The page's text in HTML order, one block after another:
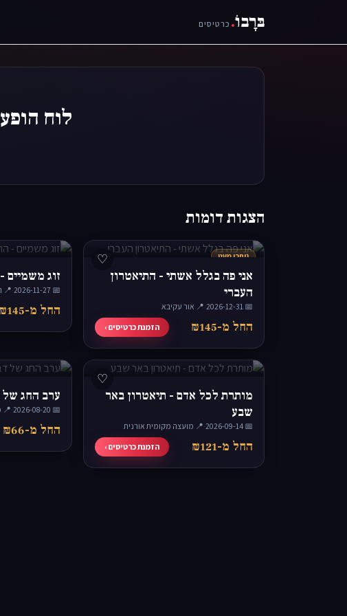
בּרָבוֹ. כרטיסים
לוח
הצגות דומות
♡ נותרו מעט
אני פה בגלל אשתי - התיאטרון
העברי
📅 2026-12-31
·📍 אור עקיבא
החל מ-₪145 הזמנת כרטיסים ›
זוג משמיים
📅 2026-11-27
·
📍
החל מ-₪145
♡
מותרת לכל אדם - תיאטרון באר
שבע
📅 2026-09-14
·📍 מועצה מקומית אורנית
החל מ-₪121 הזמנת כרטיסים ›
ערב החג של
📅 2026-08-20
·
📍
החל מ-₪66